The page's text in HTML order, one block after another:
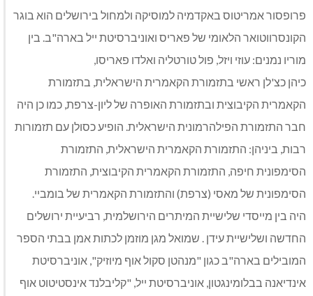
פרופסור אמריטוס באקדמיה למוסיקה ולמחול בירושלים הוא בוגר
הקונסרווטואר הלאומי של פאריס ואוניברסיטת ייל בארה"ב. בין
מוריו נמנים: עוזי ויזל, פול טורטליה ואלדו פאריסו,
כיהן כצ'לן ראשי בתזמורת הקאמרית הישראלית, בתזמורת
הקאמרית הקיבוצית ובתזמורת האופרה של ליון-צרפת, כמו כן היה
חבר התזמורת הפילהרמונית הישראלית. הופיע כסולן עם תזמורות
רבות, ביניהן: התזמורת הקאמרית הישראלית, התזמורת
הסימפונית חיפה, התזמורת הקאמרית הקיבוצית, התזמורת
הסימפונית של מאסי (צרפת) והתזמורת הקאמרית של בומביי.
היה בין מייסדי שלישיית המיתרים הירושלמית, רביעיית ירושלים
החדשה ושלישיית עידן . שמואל מגן מוזמן לכתות אמן בבתי הספר
המובילים בארה"ב כגון "מנהטן סקול אוף מיוזיק", אוניברסיטת
אינדיאנה בבלומינגטון, אוניברסיטת ייל, "קליבלנד אינסטיטוט אוף